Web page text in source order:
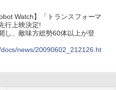
Watch】「トランスフォーマ
行上映決定!
し、敵味方総勢60体以上が登
news/20090602_212126.ht